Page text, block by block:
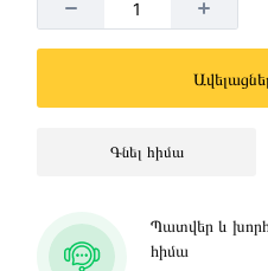
Գնել հիմա
Պատվեր և
հիմա